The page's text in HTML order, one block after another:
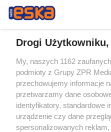
Żaden utwór zamieszczony w
rozpowszechniany lub dalej
tym także elektroniczny lub
eksploatacji w jakiejkolwiek formie,
Internecie bez pisemnej zgody
wykorzystanie utworów w całości
tzn. bez właściwej zgody, jest
ścigane prawnie.
Drogi Użytkowniku,
My, naszych 1162
podmioty z Grupy ZPR
przechowujemy informacje
przetwarzamy dane
identyfikatory, standardowe
urządzenie czy dane
spersonalizowanych